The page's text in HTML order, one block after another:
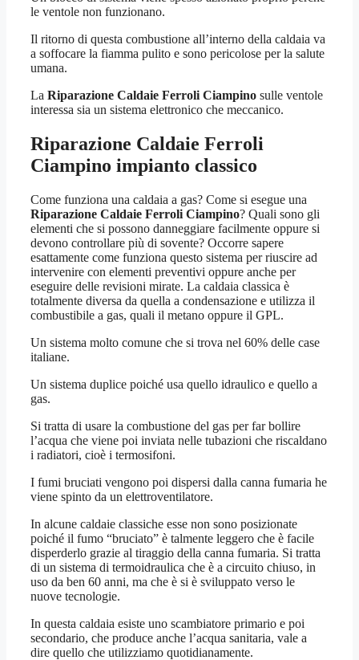
le ventole non funzionano.
Il ritorno di questa combustione all’interno della caldaia va
a soffocare la fiamma pulito e sono pericolose per la salute
umana.
La Riparazione Caldaie Ferroli Ciampino sulle ventole
interessa sia un sistema elettronico che meccanico.
Riparazione Caldaie Ferroli
Ciampino impianto classico
Come funziona una caldaia a gas? Come si esegue una
Riparazione Caldaie Ferroli Ciampino? Quali sono gli
elementi che si possono danneggiare facilmente oppure si
devono controllare più di sovente? Occorre sapere
esattamente come funziona questo sistema per riuscire ad
intervenire con elementi preventivi oppure anche per
eseguire delle revisioni mirate. La caldaia classica è
totalmente diversa da quella a condensazione e utilizza il
combustibile a gas, quali il metano oppure il GPL.
Un sistema molto comune che si trova nel 60% delle case
italiane.
Un sistema duplice poiché usa quello idraulico e quello a
gas.
Si tratta di usare la combustione del gas per far bollire
l’acqua che viene poi inviata nelle tubazioni che riscaldano
i radiatori, cioè i termosifoni.
I fumi bruciati vengono poi dispersi dalla canna fumaria he
viene spinto da un elettroventilatore.
In alcune caldaie classiche esse non sono posizionate
poiché il fumo “bruciato” è talmente leggero che è facile
disperderlo grazie al tiraggio della canna fumaria. Si tratta
di un sistema di termoidraulica che è a circuito chiuso, in
uso da ben 60 anni, ma che è si è sviluppato verso le
nuove tecnologie.
In questa caldaia esiste uno scambiatore primario e poi
secondario, che produce anche l’acqua sanitaria, vale a
dire quello che utilizziamo quotidianamente.